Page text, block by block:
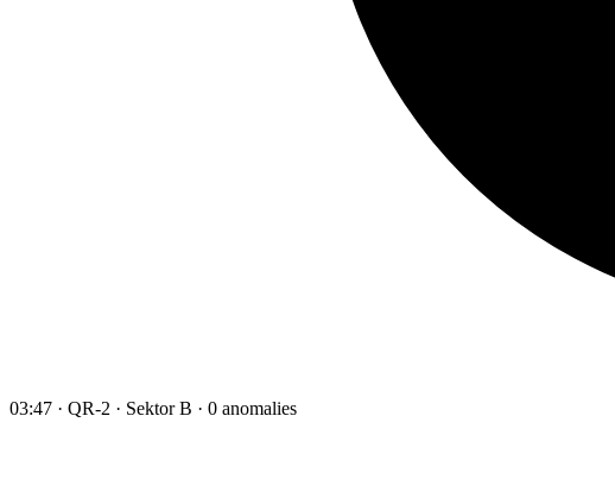
03:47 · QR-2 · Sektor B · 0 anomalies